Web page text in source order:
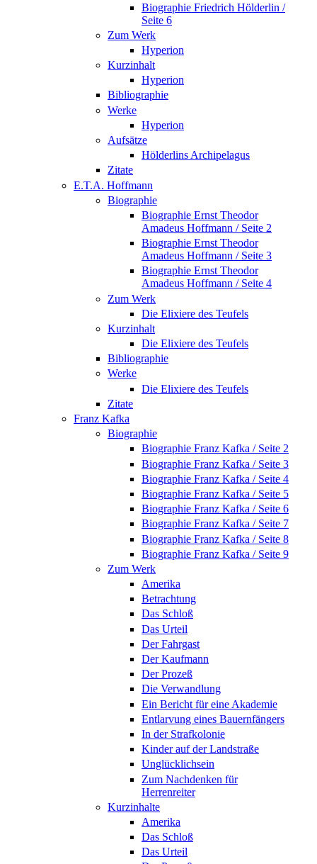
Biographie Friedrich Hölderlin /
Seite 6
Zum Werk
Hyperion
Kurzinhalt
Hyperion
Bibliographie
Werke
Hyperion
Aufsätze
Hölderlins Archipelagus
Zitate
E.T.A. Hoffmann
Biographie
Biographie Ernst Theodor
Amadeus Hoffmann / Seite 2
Biographie Ernst Theodor
Amadeus Hoffmann / Seite 3
Biographie Ernst Theodor
Amadeus Hoffmann / Seite 4
Zum Werk
Die Elixiere des Teufels
Kurzinhalt
Die Elixiere des Teufels
Bibliographie
Werke
Die Elixiere des Teufels
Zitate
Franz Kafka
Biographie
Biographie Franz Kafka / Seite 2
Biographie Franz Kafka / Seite 3
Biographie Franz Kafka / Seite 4
Biographie Franz Kafka / Seite 5
Biographie Franz Kafka / Seite 6
Biographie Franz Kafka / Seite 7
Biographie Franz Kafka / Seite 8
Biographie Franz Kafka / Seite 9
Zum Werk
Amerika
Betrachtung
Das Schloß
Das Urteil
Der Fahrgast
Der Kaufmann
Der Prozeß
Die Verwandlung
Ein Bericht für eine Akademie
Entlarvung eines Bauernfängers
In der Strafkolonie
Kinder auf der Landstraße
Unglücklichsein
Zum Nachdenken für
Herrenreiter
Kurzinhalte
Amerika
Das Schloß
Das Urteil